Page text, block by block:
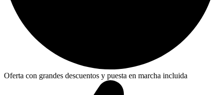
Oferta con grandes descuentos y puesta en marcha incluida